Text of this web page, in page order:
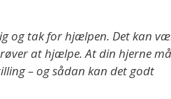
og tak for hjælpen. Det kan
at hjælpe. At din hjerne
– og sådan kan det godt